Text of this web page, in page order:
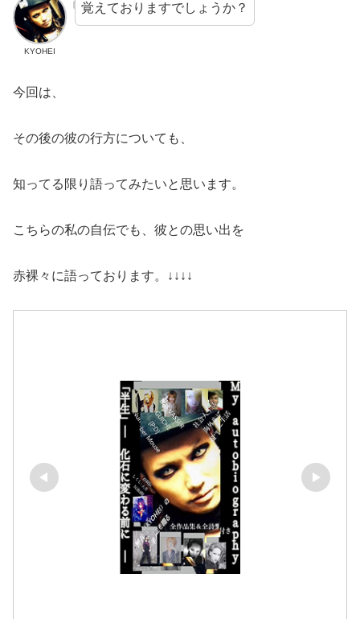
KYOHEI
覚えておりますでしょうか？
今回は、
その後の彼の行方についても、
知ってる限り語ってみたいと思います。
こちらの私の自伝でも、彼との思い出を
赤裸々に語っております。↓↓↓↓